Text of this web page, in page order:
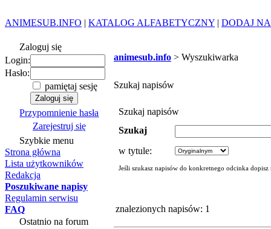
ANIMESUB.INFO | KATALOG ALFABETYCZNY | DODAJ
Zaloguj się
Login:
Hasło:
pamiętaj sesję
Przypomnienie hasła
Zarejestruj się
Szybkie menu
Strona główna
Lista użytkowników
Redakcja
Poszukiwane napisy
Regulamin serwisu
FAQ
Ostatnio na forum
animesub.info > Wyszukiwarka
Szukaj napisów
Szukaj napisów
Szukaj
w tytule:
Jeśli szukasz napisów do konkretnego odcinka
znalezionych napisów: 1